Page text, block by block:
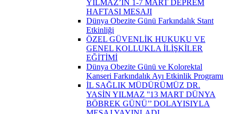
YILMAZ’IN 1-7 MART DEPREM
HAFTASI MESAJI
Dünya Obezite Günü Farkındalık Stant
Etkinliği
ÖZEL GÜVENLİK HUKUKU VE
GENEL KOLLUKLA İLİŞKİLER
EĞİTİMİ
Dünya Obezite Günü ve Kolorektal
Kanseri Farkındalık Ayı Etkinlik Programı
İL SAĞLIK MÜDÜRÜMÜZ DR.
YASİN YILMAZ ''13 MART DÜNYA
BÖBREK GÜNÜ’’ DOLAYISIYLA